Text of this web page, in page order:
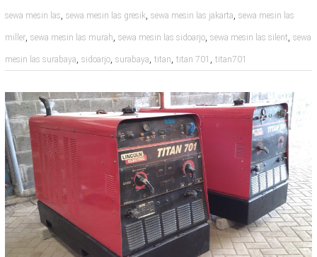
sewa mesin las, sewa mesin las gresik, sewa mesin las jakarta, sewa mesin las
miller, sewa mesin las murah, sewa mesin las sidoarjo, sewa mesin las silent, sewa
mesin las surabaya, sidoarjo, surabaya, titan, titan 701 , titan701